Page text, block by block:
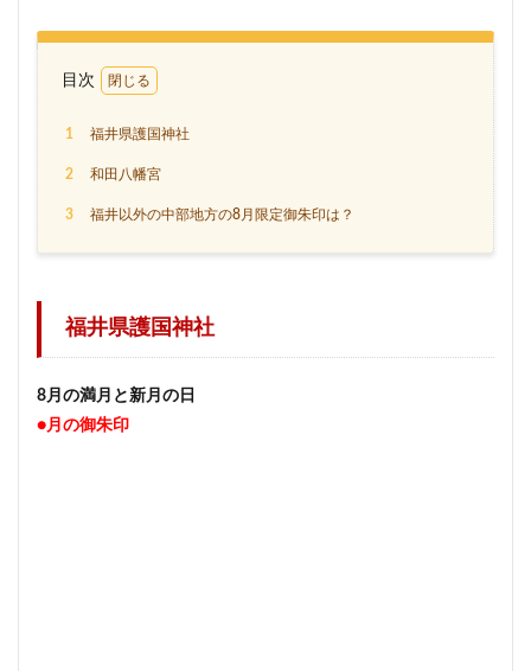
目次
1 福井県護国神社
2 和田八幡宮
3 福井以外の中部地方の8月限定御朱印は？
福井県護国神社
8月の満月と新月の日
●月の御朱印